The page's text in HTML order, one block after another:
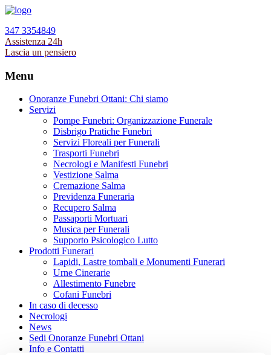
347 3354849
Assistenza 24h
Lascia un pensiero
Menu
Onoranze Funebri Ottani: Chi siamo
Servizi
Pompe Funebri: Organizzazione Funerale
Disbrigo Pratiche Funebri
Servizi Floreali per Funerali
Trasporti Funebri
Necrologi e Manifesti Funebri
Vestizione Salma
Cremazione Salma
Previdenza Funeraria
Recupero Salma
Passaporti Mortuari
Musica per Funerali
Supporto Psicologico Lutto
Prodotti Funerari
Lapidi, Lastre tombali e Monumenti Funerari
Urne Cinerarie
Allestimento Funebre
Cofani Funebri
In caso di decesso
Necrologi
News
Sedi Onoranze Funebri Ottani
Info e Contatti